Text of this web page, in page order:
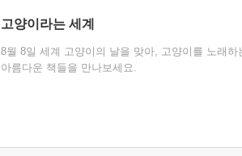
고양이라는 세계
8월 8일 세계 고양이의 날을 맞아, 고양이를 노래하
아름다운 책들을 만나보세요.